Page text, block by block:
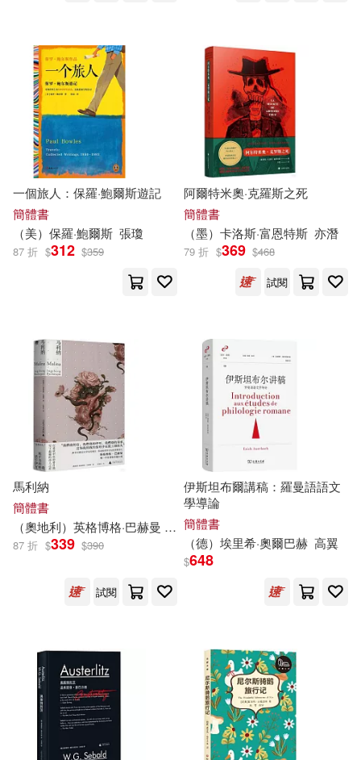
（奧）維特根斯坦(7)
（英）簡·奧斯丁(7)
（英）阿瑟·柯南道爾(7)
（英）霍布斯(7)
Mark Gatiss(6)
みずきたつ(6)
中國人民大學法律援助中心(6)
中國地圖出版社編制出版發行(6)
伊利夏提(6) 儒勒．凡爾納(6)
斯爾教育(6) 於雷（主編）(6)
林雅雯(6) 柯南 道爾(6)
聯經出版公司(31)
重慶出版社(31)
中國電力出版社(30)
哈爾濱工業大學出版社(30)
東方出版社(30)
Onyx Classics(29)
小熊出版(29)
新世界出版社(29)
東雨文化(29)
湖南文藝出版社(29)
台灣東販(28)
江蘇鳳凰文藝出版社(28)
石油工業出版社(28)
Belle Ame(27)
一個旅人：保羅·鮑爾斯遊記
簡體書
（美）保羅·鮑爾斯 張瓊
87 折 $312 $359
阿爾特米奧·克羅斯之死
簡體書
（墨）卡洛斯·富恩特斯 亦潛
79 折 $369 $468
試閱
馬利納
簡體書
（奧地利）英格博格·巴赫曼 王韻沁
87 折 $339 $390
試閱
伊斯坦布爾講稿：羅曼語語文
學導論
簡體書
（德）埃里希·奧爾巴赫 高翼
$648